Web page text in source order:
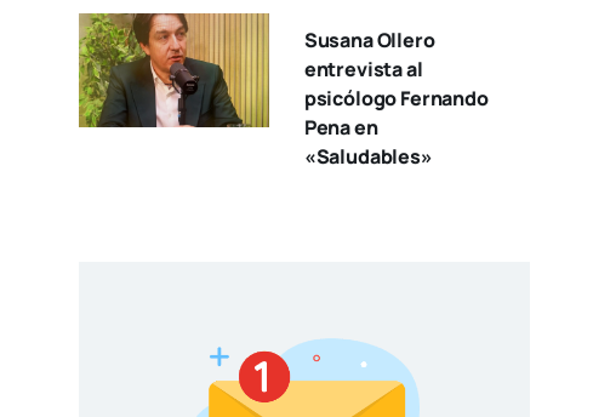
Susana Ollero
entrevista al
psicólogo Fernando
Pena en
«Saludables»